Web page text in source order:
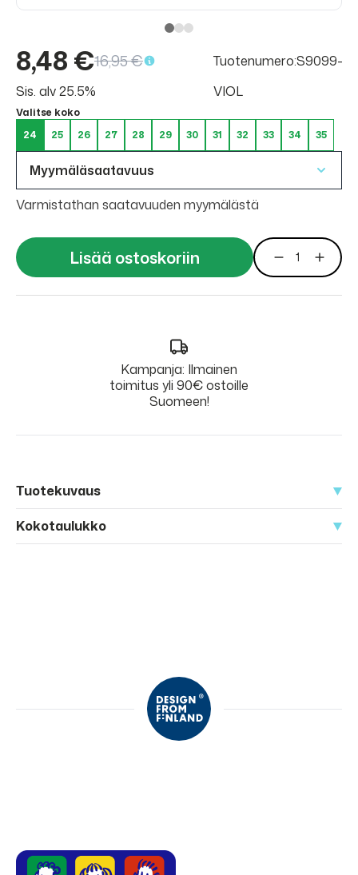
8,48 €16,95 €
Sis. alv 25.5%
Tuotenumero:S9099-
VIOL
Valitse koko
24
25 26 27 28 29 30 31 32 33 34 35
Myymäläsaatavuus
Varmistathan saatavuuden myymälästä
Lisää ostoskoriin
Kampanja: Ilmainen
toimitus yli 90€ ostoille
Suomeen!
Tuotekuvaus
Kokotaulukko